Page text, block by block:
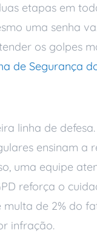
etapas em
uma senha
os golpes
de Segurança
linha de defesa.
ensinam a
uma equipe
reforça o
multa de 2% do
infração.